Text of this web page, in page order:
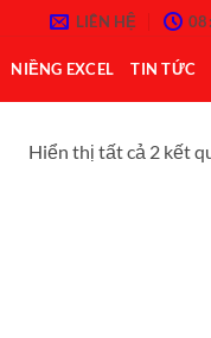
LIÊN HỆ
NIỀNG EXCEL TIN TỨC
Hiển thị tất cả 2 kết